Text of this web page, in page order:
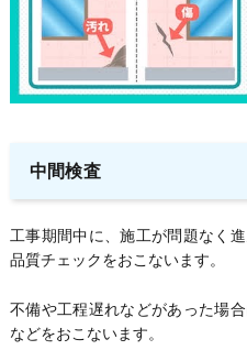
中間検査
工事期間中に、施工が問題なく
品質チェックをおこないます。
不備や工程遅れなどがあった場
などをおこないます。